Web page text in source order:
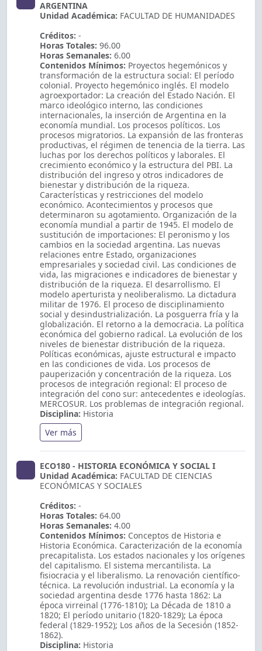
ARGENTINA
Unidad Académica: FACULTAD DE HUMANIDADES
Créditos: -
Horas Totales: 96.00
Horas Semanales: 6.00
Contenidos Mínimos: Proyectos hegemónicos y
transformación de la estructura social: El período
colonial. Proyecto hegemónico inglés. El modelo
agroexportador: La creación del Estado Nación. El
marco ideológico interno, las condiciones
internacionales, la inserción de Argentina en la
economía mundial. Los procesos políticos. Los
procesos migratorios. La expansión de las fronteras
productivas, el régimen de tenencia de la tierra. Las
luchas por los derechos políticos y laborales. El
crecimiento económico y la estructura del PBI. La
distribución del ingreso y otros indicadores de
bienestar y distribución de la riqueza.
Características y restricciones del modelo
económico. Acontecimientos y procesos que
determinaron su agotamiento. Organización de la
economía mundial a partir de 1945. El modelo de
sustitución de importaciones: El peronismo y los
cambios en la sociedad argentina. Las nuevas
relaciones entre Estado, organizaciones
empresariales y sociedad civil. Las condiciones de
vida, las migraciones e indicadores de bienestar y
distribución de la riqueza. El desarrollismo. El
modelo aperturista y neoliberalismo. La dictadura
militar de 1976. El proceso de disciplinamiento
social y desindustrialización. La posguerra fría y la
globalización. El retorno a la democracia. La política
económica del gobierno radical. La evolución de los
niveles de bienestar distribución de la riqueza.
Políticas económicas, ajuste estructural e impacto
en las condiciones de vida. Los procesos de
pauperización y concentración de la riqueza. Los
procesos de integración regional: El proceso de
integración del cono sur: antecedentes e ideologías.
MERCOSUR. Los problemas de integración regional.
Disciplina: Historia
Ver más
ECO180 - HISTORIA ECONÓMICA Y SOCIAL I
Unidad Académica: FACULTAD DE CIENCIAS
ECONÓMICAS Y SOCIALES
Créditos: -
Horas Totales: 64.00
Horas Semanales: 4.00
Contenidos Mínimos: Conceptos de Historia e
Historia Económica. Caracterización de la economía
precapitalista. Los estados nacionales y los orígenes
del capitalismo. El sistema mercantilista. La
fisiocracia y el liberalismo. La renovación científico-
técnica. La revolución industrial. La economía y la
sociedad argentina desde 1776 hasta 1862: La
época virreinal (1776-1810); La Década de 1810 a
1820; El período unitario (1820-1829); La época
federal (1829-1952); Los años de la Secesión (1852-
1862).
Disciplina: Historia